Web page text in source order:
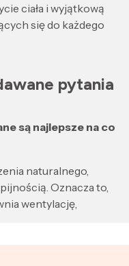
ciała i wyjątkową
się do każdego
pytania
są najlepsze na co
naturalnego,
Oznacza to,
wentylację,